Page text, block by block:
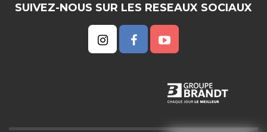
SUIVEZ-NOUS SUR LES RESEAUX SOCIAUX